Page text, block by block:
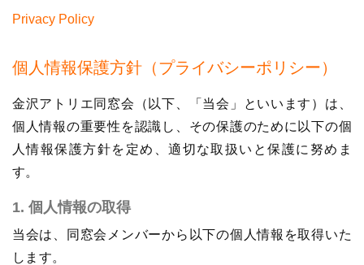
Privacy Policy
個人情報保護方針（プライバシーポリシー）
金沢アトリエ同窓会（以下、「当会」といいます）は、
個人情報の重要性を認識し、その保護のために以下の個
人情報保護方針を定め、適切な取扱いと保護に努めま
す。
1. 個人情報の取得
当会は、同窓会メンバーから以下の個人情報を取得いた
します。